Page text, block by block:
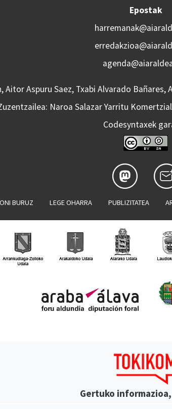
Epostak
Aitor Aspuru Saez, Txabi Alvarado
Naroa Salazar Yarritu
Codesyntaxek
BURUZ LEGE OHARRA PUBLIZITATEA
Gertuko